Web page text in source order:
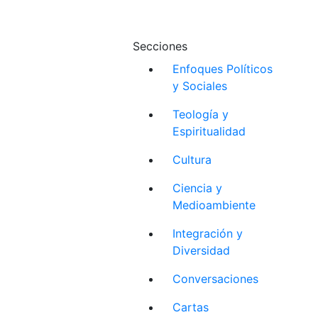
Secciones
Enfoques Políticos
y Sociales
Teología y
Espiritualidad
Cultura
Ciencia y
Medioambiente
Integración y
Diversidad
Conversaciones
Cartas